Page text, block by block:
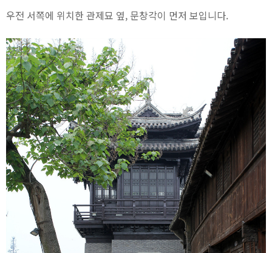
우전 서쪽에 위치한 관제묘 옆, 문창각이 먼저 보입니다.